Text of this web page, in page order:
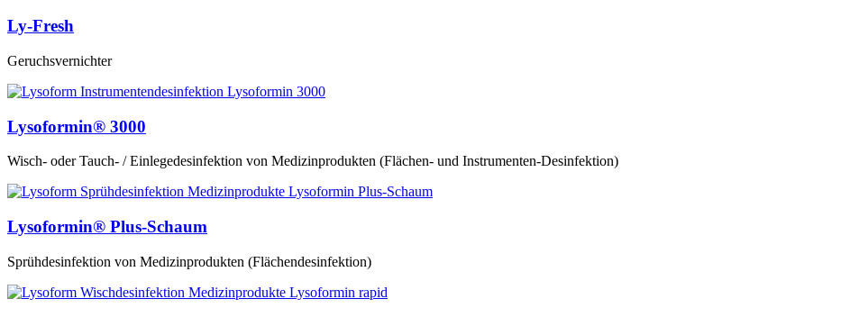
Ly-Fresh
Geruchsvernichter
Lysoformin® 3000
Wisch- oder Tauch- / Einlegedesinfektion von Medizinprodukten (Flächen- und Instrumenten-Desinfektion)
Lysoformin® Plus-Schaum
Sprühdesinfektion von Medizinprodukten (Flächendesinfektion)